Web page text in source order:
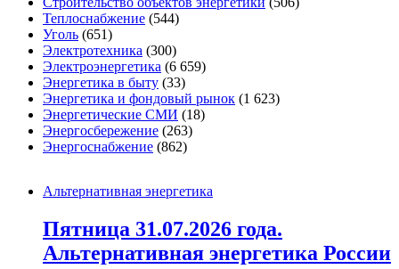
Теплоснабжение (544)
Уголь (651)
Электротехника (300)
Электроэнергетика (6 659)
Энергетика в быту (33)
Энергетика и фондовый рынок (1 623)
Энергетические СМИ (18)
Энергосбережение (263)
Энергоснабжение (862)
Альтернативная энергетика
Пятница 31.07.2026 года.
Альтернативная энергетика России